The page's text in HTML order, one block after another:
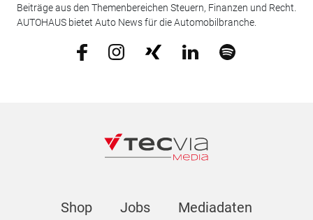
Beiträge aus den Themenbereichen Steuern, Finanzen und Recht.
AUTOHAUS bietet Auto News für die Automobilbranche.
Shop Jobs Mediadaten